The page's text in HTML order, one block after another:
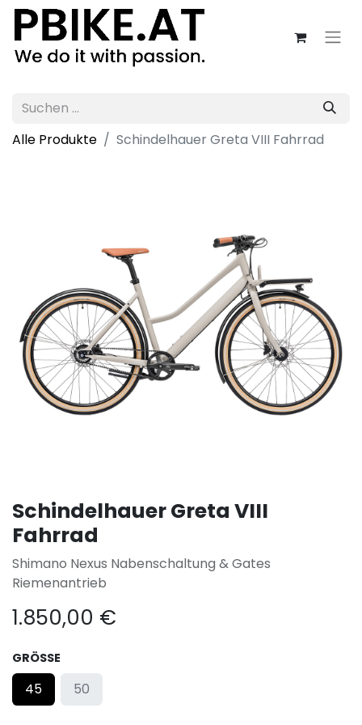
Alle Produkte Schindelhauer Greta VIII Fahrrad
Schindelhauer Greta VIII
Fahrrad
Shimano Nexus Nabenschaltung & Gates
Riemenantrieb
1.850,00 €
GRÖSSE
45 50